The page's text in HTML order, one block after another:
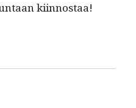
kiinnostaa!